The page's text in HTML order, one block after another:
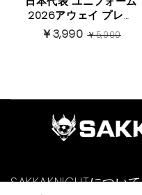
2026アウェイ プレイ
ヤーバージョン 长袖
￥3,990￥5,000
SAKKAKNIGHTについて